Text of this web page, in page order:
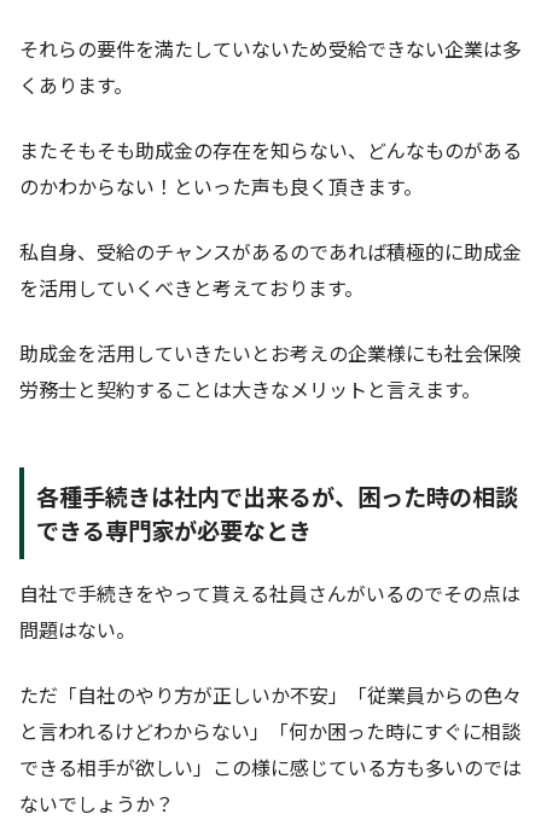
それらの要件を満たしていないため受給できない企業は多
くあります。
またそもそも助成金の存在を知らない、どんなものがある
のかわからない！といった声も良く頂きます。
私自身、受給のチャンスがあるのであれば積極的に助成金
を活用していくべきと考えております。
助成金を活用していきたいとお考えの企業様にも社会保険
労務士と契約することは大きなメリットと言えます。
各種手続きは社内で出来るが、困った時の相談
できる専門家が必要なとき
自社で手続きをやって貰える社員さんがいるのでその点は
問題はない。
ただ「自社のやり方が正しいか不安」「従業員からの色々
と言われるけどわからない」「何か困った時にすぐに相談
できる相手が欲しい」この様に感じている方も多いのでは
ないでしょうか？